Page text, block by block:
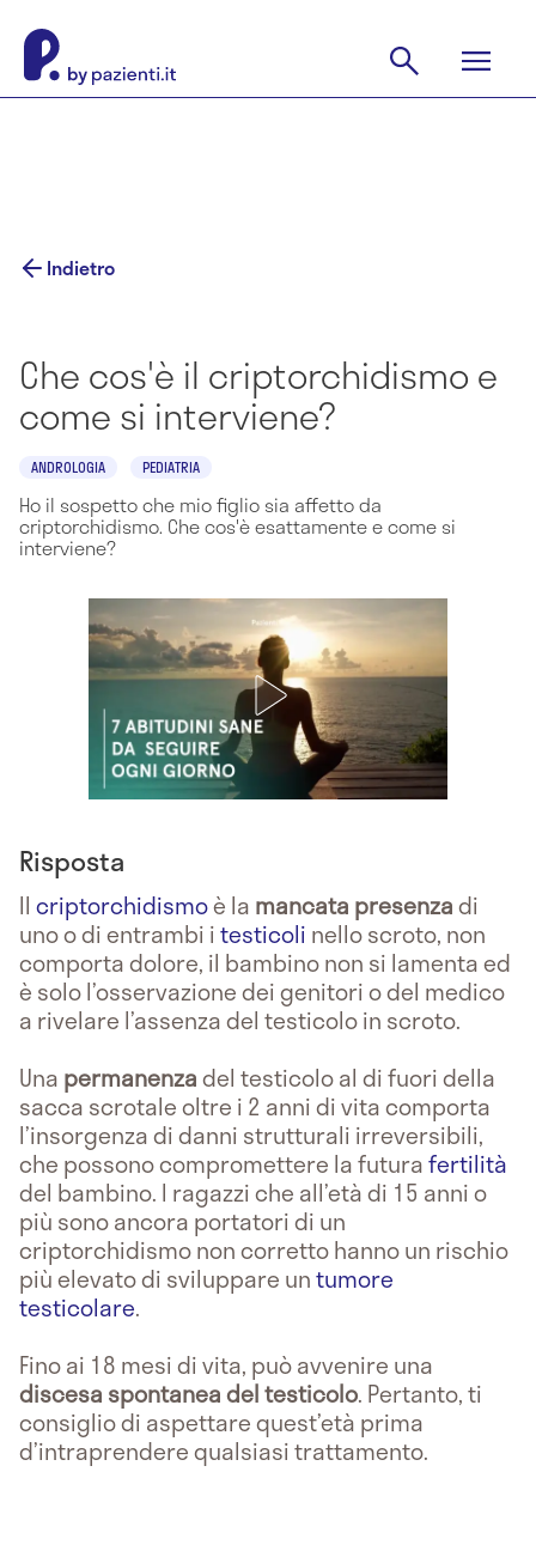
Indietro
Che cos'è il criptorchidismo e
come si interviene?
ANDROLOGIA PEDIATRIA
Ho il sospetto che mio figlio sia affetto da
criptorchidismo. Che cos'è esattamente e come si
interviene?
Risposta
Il criptorchidismoè la mancata presenzadi
uno o di entrambi itesticoli nello scroto, non
comporta dolore, il bambino non si lamenta ed
è solo l’osservazione dei genitori o del medico
a rivelare l’assenza del testicolo in scroto.
Una permanenzadel testicolo al di fuori della
sacca scrotale oltre i 2 anni di vita comporta
l’insorgenza di danni strutturali irreversibili,
che possono compromettere la futurafertilità
del bambino. I ragazzi che all’età di 15 anni o
più sono ancora portatori di un
criptorchidismo non corretto hanno un rischio
più elevato di sviluppare untumore
testicolare.
Fino ai 18 mesi di vita, può avvenire una
discesa spontanea del testicolo. Pertanto, ti
consiglio di aspettare quest’età prima
d’intraprendere qualsiasi trattamento.